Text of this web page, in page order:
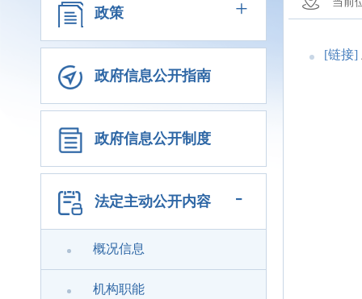
政策 +
政府信息公开指南
政府信息公开制度
法定主动公开内容 -
概况信息
机构职能
[链接]